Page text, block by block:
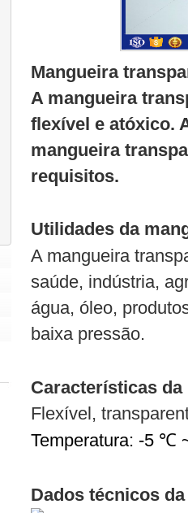
Mangueira
A mangueira
flexível e atóxico.
mangueira
requisitos.
Utilidades da
A mangueira
saúde, indústria,
água, óleo,
baixa pressão.
Características
Flexível,
Temperatura: -5 ℃
Dados técnicos